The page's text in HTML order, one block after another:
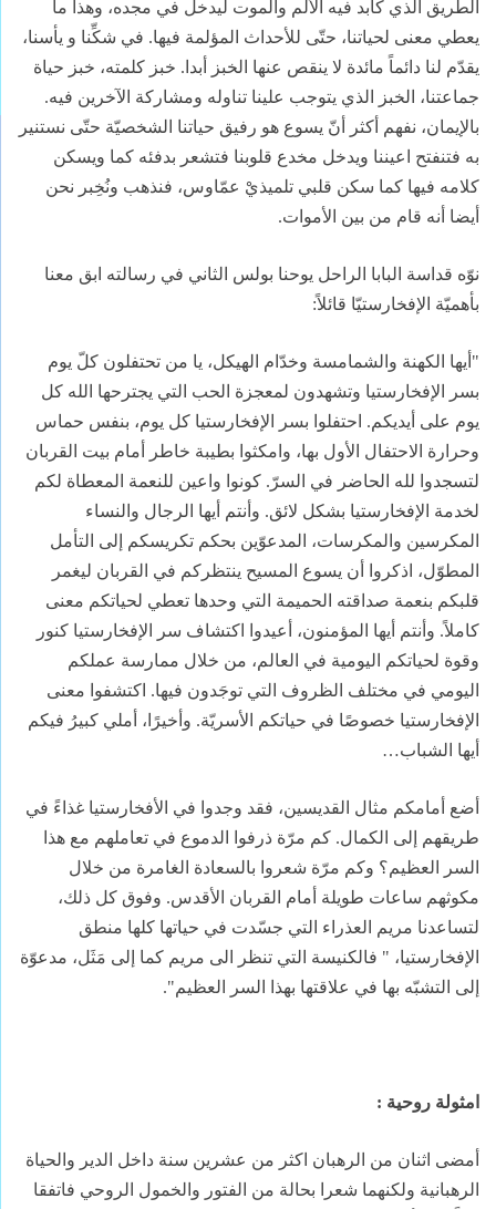
الطريق الذي كابد فيه الألم والموت ليدخل في مجده، وهذا ما
يعطي معنى لحياتنا، حتّى للأحداث المؤلمة فيها. في شكِّنا و يأسنا،
يقدّم لنا دائماً مائدة لا ينقص عنها الخبز أبدا. خبز كلمته، خبز حياة
جماعتنا، الخبز الذي يتوجب علينا تناوله ومشاركة الآخرين فيه.
بالإيمان، نفهم أكثر أنّ يسوع هو رفيق حياتنا الشخصيّة حتّى نستنير
به فتنفتح اعيننا ويدخل مخدع قلوبنا فتشعر بدفئه كما ويسكن
كلامه فيها كما سكن قلبي تلميذيْ عمّاوس، فنذهب ونُخِبر نحن
أيضا أنه قام من بين الأموات.
نوّه قداسة البابا الراحل يوحنا بولس الثاني في رسالته ابق معنا
بأهميّة الإفخارستيّا قائلاً:
"أيها الكهنة والشمامسة وخدّام الهيكل، يا من تحتفلون كلّ يوم
بسر الإفخارستيا وتشهدون لمعجزة الحب التي يجترحها الله كل
يوم على أيديكم. احتفلوا بسر الإفخارستيا كل يوم، بنفس حماس
وحرارة الاحتفال الأول بها، وامكثوا بطيبة خاطر أمام بيت القربان
لتسجدوا لله الحاضر في السرّ. كونوا واعين للنعمة المعطاة لكم
لخدمة الإفخارستيا بشكل لائق. وأنتم أيها الرجال والنساء
المكرسين والمكرسات، المدعوّين بحكم تكريسكم إلى التأمل
المطوّل، اذكروا أن يسوع المسيح ينتظركم في القربان ليغمر
قلبكم بنعمة صداقته الحميمة التي وحدها تعطي لحياتكم معنى
كاملاً. وأنتم أيها المؤمنون، أعيدوا اكتشاف سر الإفخارستيا كنور
وقوة لحياتكم اليومية في العالم، من خلال ممارسة عملكم
اليومي في مختلف الظروف التي توجَدون فيها. اكتشفوا معنى
الإفخارستيا خصوصًا في حياتكم الأسريّة. وأخيرًا، أملي كبيرُ فيكم
أيها الشباب…
أضع أمامكم مثال القديسين، فقد وجدوا في الأفخارستيا غذاءً في
طريقهم إلى الكمال. كم مرّة ذرفوا الدموع في تعاملهم مع هذا
السر العظيم؟ وكم مرّة شعروا بالسعادة الغامرة من خلال
مكوثهم ساعات طويلة أمام القربان الأقدس. وفوق كل ذلك،
لتساعدنا مريم العذراء التي جسّدت في حياتها كلها منطق
الإفخارستيا، " فالكنيسة التي تنظر الى مريم كما إلى مَثَل، مدعوّة
إلى التشبّه بها في علاقتها بهذا السر العظيم".
امثولة روحية :
أمضى اثنان من الرهبان اكثر من عشرين سنة داخل الدير والحياة
الرهبانية ولكنهما شعرا بحالة من الفتور والخمول الروحي فاتفقا